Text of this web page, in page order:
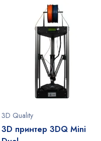
3D Quality
3D принтер 3DQ Mini